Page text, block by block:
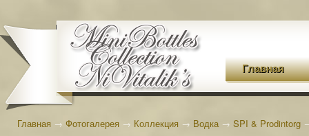
Главная
Главная → Фотогалерея → Коллекция → Водка→ SPI & Prodintorg